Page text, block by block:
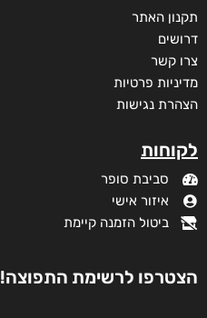
תקנון האתר
דרושים
צרו קשר
מדיניות פרטיות
הצהרת נגישות
לקוחות
סביבת סופר
איזור אישי
ביטול הזמנה קיימת
הצטרפו לרשימת התפוצה!